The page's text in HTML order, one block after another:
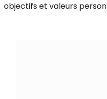
objectifs et valeurs